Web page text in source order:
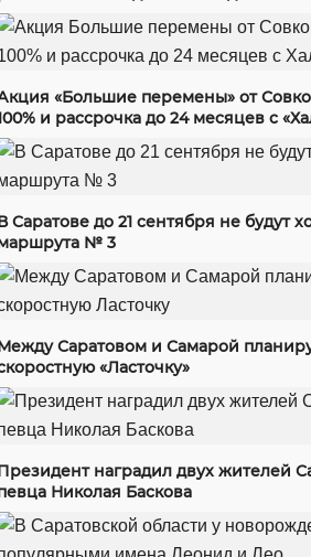
«Большие перемены» от
и рассрочка до 24 месяцев с
Саратове до 21 сентября не будут
№ 3
Саратовом и Самарой
«Ласточку»
наградил двух жителей
Николая Баскова